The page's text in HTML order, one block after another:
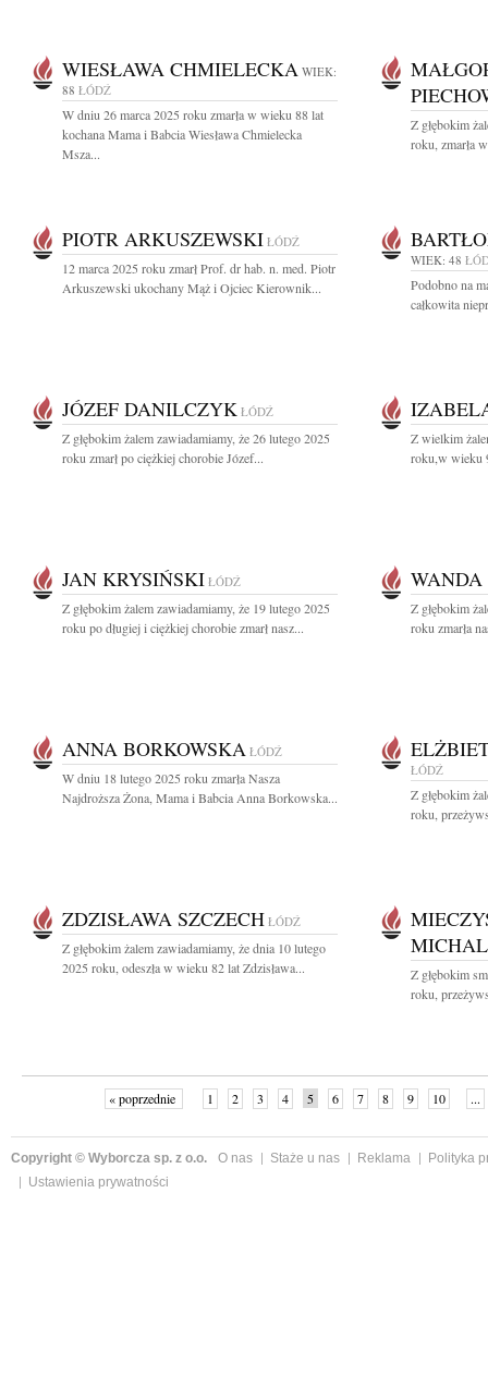
WIESŁAWA CHMIELECKA WIEK:
88 ŁÓDŹ
W dniu 26 marca 2025 roku zmarła w wieku 88 lat
kochana Mama i Babcia Wiesława Chmielecka
Msza...
Z głębokim
roku, zmarła
PIOTR ARKUSZEWSKI ŁÓDŹ
12 marca 2025 roku zmarł Prof. dr hab. n. med. Piotr
Arkuszewski ukochany Mąż i Ojciec Kierownik...
WIEK: 48
Podobno na
całkowita
JÓZEF DANILCZYK ŁÓDŹ
Z głębokim żalem zawiadamiamy, że 26 lutego 2025
roku zmarł po ciężkiej chorobie Józef...
Z wielkim
roku,w wieku
JAN KRYSIŃSKI ŁÓDŹ
Z głębokim żalem zawiadamiamy, że 19 lutego 2025
roku po długiej i ciężkiej chorobie zmarł nasz...
Z głębokim
roku zmarła
ANNA BORKOWSKA ŁÓDŹ
W dniu 18 lutego 2025 roku zmarła Nasza
Najdroższa Żona, Mama i Babcia Anna Borkowska...
ŁÓDŹ
Z głębokim
roku,
ZDZISŁAWA SZCZECH ŁÓDŹ
Z głębokim żalem zawiadamiamy, że dnia 10 lutego
2025 roku, odeszła w wieku 82 lat Zdzisława...
Z głębokim
roku,
« poprzednie 1 2 3 4 5 6 7 8 9 10 ...
Copyright © Wyborcza sp. z o.o. O nas Staże u nas Reklama
Polityka
Ustawienia prywatności